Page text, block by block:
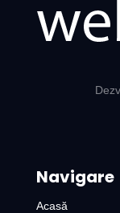
Navigare
Acasă